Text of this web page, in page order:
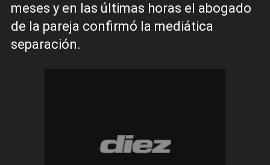
meses y en las últimas horas el abogado
de la pareja confirmó la mediática
separación.